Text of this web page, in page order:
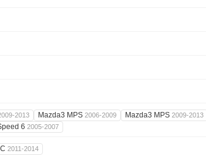
2013 Mazda3 MPS 2006-2009 Mazda3 MPS 2009-2013
6 2005-2007
2011-2014